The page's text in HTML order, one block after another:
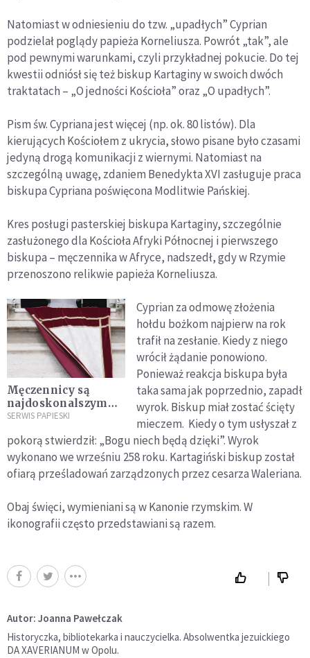
Natomiast w odniesieniu do tzw. „upadłych” Cyprian
podzielał poglądy papieża Korneliusza. Powrót „tak”, ale
pod pewnymi warunkami, czyli przykładnej pokucie. Do tej
kwestii odniósł się też biskup Kartaginy w swoich dwóch
traktatach – „O jedności Kościoła” oraz „O upadłych”.
Pism św. Cypriana jest więcej (np. ok. 80 listów). Dla
kierujących Kościołem z ukrycia, słowo pisane było czasami
jedyną drogą komunikacji z wiernymi. Natomiast na
szczególną uwagę, zdaniem Benedykta XVI zasługuje praca
biskupa Cypriana poświęcona Modlitwie Pańskiej.
Kres posługi pasterskiej biskupa Kartaginy, szczególnie
zasłużonego dla Kościoła Afryki Północnej i pierwszego
biskupa – męczennika w Afryce, nadszedł, gdy w Rzymie
przenoszono relikwie papieża Korneliusza.
Męczennicy są
najdoskonalszym
przykładem utraty
SERWIS PAPIESKI
Cyprian za odmowę złożenia
hołdu bożkom najpierw na rok
trafił na zesłanie. Kiedy z niego
wrócił żądanie ponowiono.
Ponieważ reakcja biskupa była
taka sama jak poprzednio, zapadł
wyrok. Biskup miał zostać ścięty
mieczem. Kiedy o tym usłyszał z
pokorą stwierdził: „Bogu niech będą dzięki”. Wyrok
wykonano we wrześniu 258 roku. Kartagiński biskup został
ofiarą prześladowań zarządzonych przez cesarza Waleriana.
Obaj święci, wymieniani są w Kanonie rzymskim. W
ikonografii często przedstawiani są razem.
Autor: Joanna Pawełczak
Historyczka, bibliotekarka i nauczycielka. Absolwentka jezuickiego
DA XAVERIANUM w Opolu.